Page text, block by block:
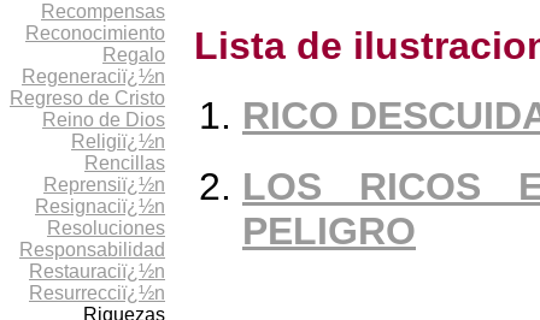
Recompensas
Reconocimiento
Regalo
Regeneraciï¿½n
Regreso de Cristo
Reino de Dios
Religiï¿½n
Rencillas
Reprensiï¿½n
Resignaciï¿½n
Resoluciones
Responsabilidad
Restauraciï¿½n
Resurrecciï¿½n
Riquezas
Lista de
RICO
LOS RICOS
PELIGRO